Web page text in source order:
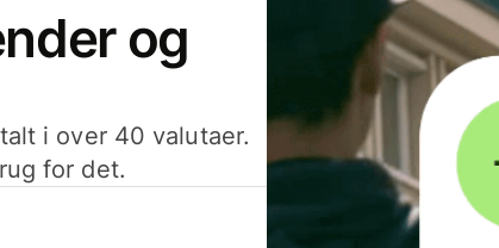
og
i over 40 valutaer.
for det.